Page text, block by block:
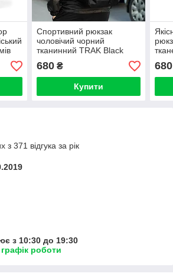
Спортивний рюкзак
чоловічий чорний
тканинний TRAK Black
молодіжний міський
портфель на 20 л із 7
відділеннями
680₴
Купити
680
з 371 відгука за рік
з 10:30 до 19:30
роботи